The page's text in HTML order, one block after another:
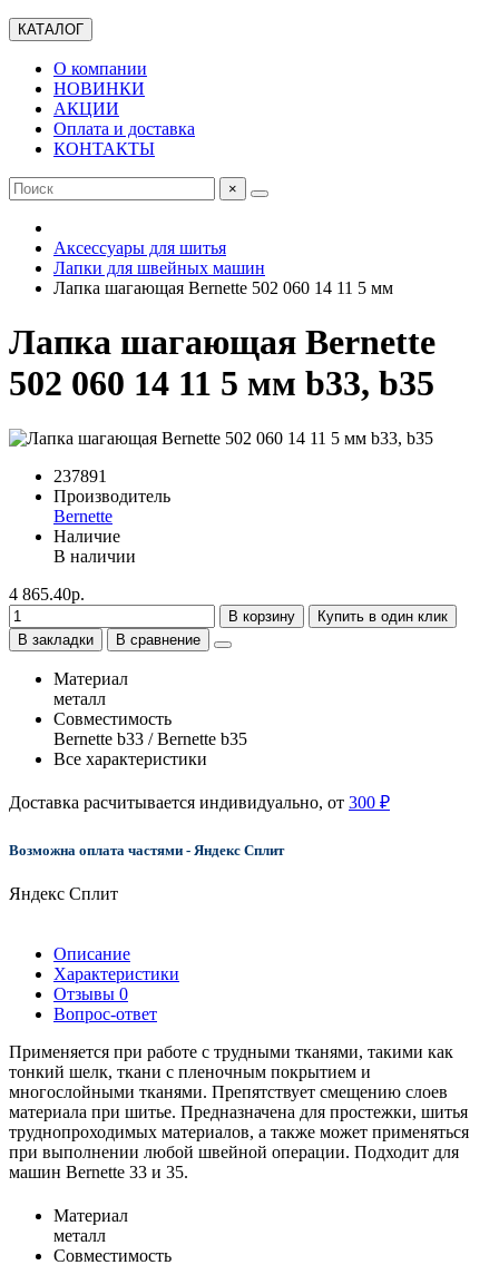
КАТАЛОГ
О компании
НОВИНКИ
АКЦИИ
Оплата и доставка
КОНТАКТЫ
×
Аксессуары для шитья
Лапки для швейных машин
Лапка шагающая Bernette 502 060 14 11 5 мм
Лапка шагающая Bernette
502 060 14 11 5 мм b33, b35
237891
Производитель
Bernette
Наличие
В наличии
4 865.40р.
В корзину
Купить в один клик
В закладки
В сравнение
Материал
металл
Совместимость
Bernette b33 / Bernette b35
Все характеристики
Доставка расчитывается индивидуально, от 300 ₽
Возможна оплата частями - Яндекс Сплит
Яндекс Сплит
Описание
Характеристики
Отзывы 0
Вопрос-ответ
Применяется при работе с трудными тканями, такими как
тонкий шелк, ткани с пленочным покрытием и
многослойными тканями. Препятствует смещению слоев
материала при шитье. Предназначена для простежки, шитья
труднопроходимых материалов, а также может применяться
при выполнении любой швейной операции. Подходит для
машин Bernette 33 и 35.
Материал
металл
Совместимость